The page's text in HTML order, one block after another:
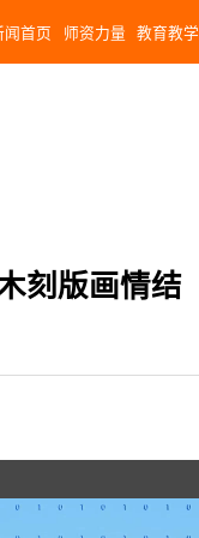
闻首页 师资力量 教育教学
刻版画情结